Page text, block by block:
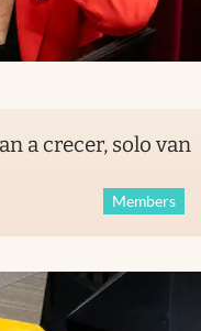
a crecer, solo van
Members